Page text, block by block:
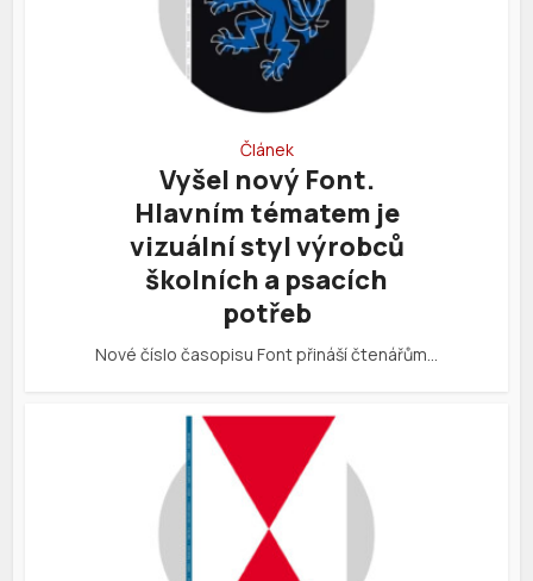
Článek
Vyšel nový Font.
Hlavním tématem je
vizuální styl výrobců
školních a psacích
potřeb
Nové číslo časopisu Font přináší čtenářům…